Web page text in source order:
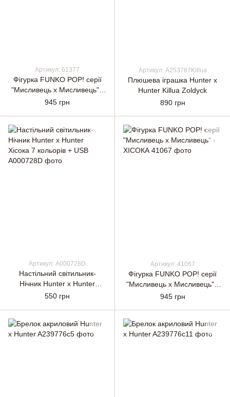
Артикул: 61377
Фігурка FUNKO POP! cерії
"Мисливець х Мисливець" -
БІСКИ
945 грн
Артикул: A253787Killua
Плюшева іграшка Hunter x
Hunter Killua Zoldyck
890 грн
Артикул: A000728D
Настільний світильник-
Нічник Hunter x Hunter
Хісока 7 кольорів + USB
550 грн
Артикул: 41067
Фігурка FUNKO POP! серії
"Мисливець х Мисливець" -
ХІСОКА
945 грн